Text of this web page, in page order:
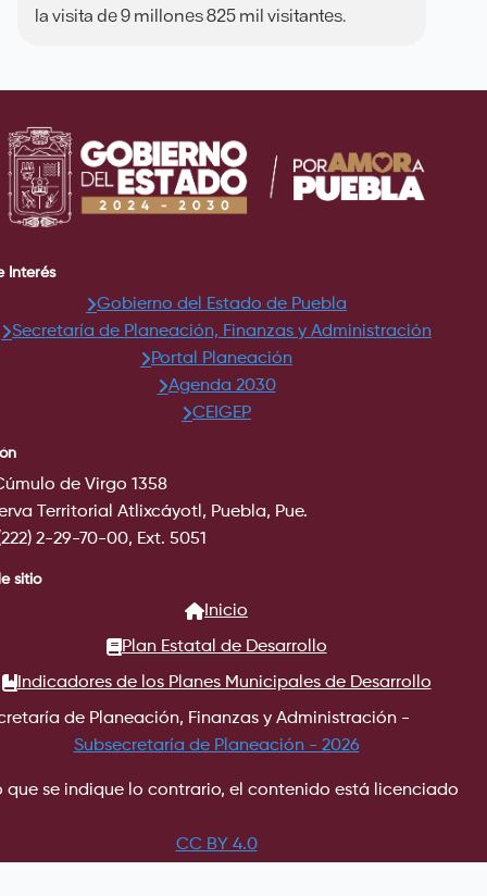
la visita de 9 millones 825 mil visitantes.
Interés
Gobierno del Estado de Puebla
Secretaría de Planeación, Finanzas y Administración
Portal Planeación
Agenda 2030
CEIGEP
de Virgo 1358
Territorial Atlixcáyotl, Puebla, Pue.
2-29-70-00, Ext. 5051
sitio
Inicio
Plan Estatal de Desarrollo
Indicadores de los Planes Municipales de Desarrollo
de Planeación, Finanzas y Administración -
Subsecretaría de Planeación - 2026
que se indique lo contrario, el contenido está licenciado
CC BY 4.0